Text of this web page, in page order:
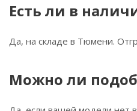
Есть ли в
Да, на складе в Тюмени.
Можно ли